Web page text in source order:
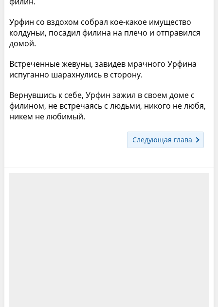
Урфин со вздохом собрал кое-какое имущество
колдуньи, посадил филина на плечо и отправился
домой.
Встреченные жевуны, завидев мрачного Урфина
испуганно шарахнулись в сторону.
Вернувшись к себе, Урфин зажил в своем доме с
филином, не встречаясь с людьми, никого не любя,
никем не любимый.
Следующая глава